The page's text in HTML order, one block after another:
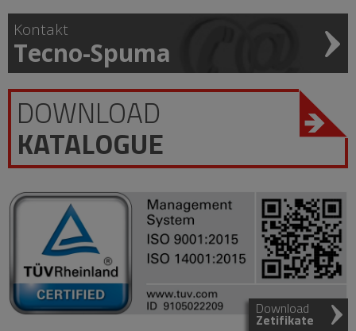
Kontakt
Tecno-Spuma
DOWNLOAD
KATALOGUE
Download
Zetifikate